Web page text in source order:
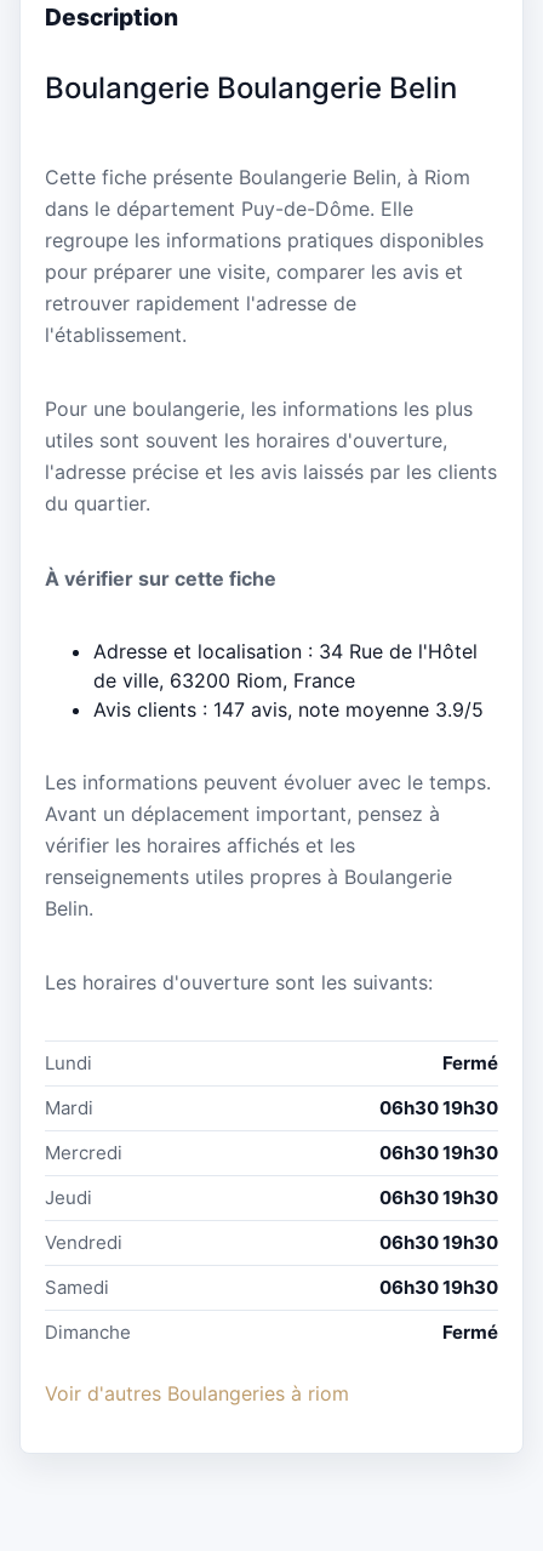
Description
Boulangerie Boulangerie Belin
Cette fiche présente Boulangerie Belin, à Riom
dans le département Puy-de-Dôme. Elle
regroupe les informations pratiques disponibles
pour préparer une visite, comparer les avis et
retrouver rapidement l'adresse de
l'établissement.
Pour une boulangerie, les informations les plus
utiles sont souvent les horaires d'ouverture,
l'adresse précise et les avis laissés par les clients
du quartier.
À vérifier sur cette fiche
Adresse et localisation : 34 Rue de l'Hôtel
de ville, 63200 Riom, France
Avis clients : 147 avis, note moyenne 3.9/5
Les informations peuvent évoluer avec le temps.
Avant un déplacement important, pensez à
vérifier les horaires affichés et les
renseignements utiles propres à Boulangerie
Belin.
Les horaires d'ouverture sont les suivants:
Lundi
Fermé
Mardi
06h30 19h30
Mercredi
06h30 19h30
Jeudi
06h30 19h30
Vendredi
06h30 19h30
Samedi
06h30 19h30
Dimanche
Fermé
Voir d'autres Boulangeries à riom